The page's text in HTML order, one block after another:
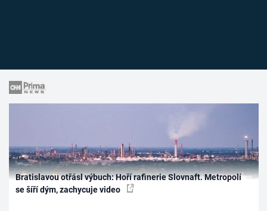
Bratislavou otřásl výbuch: Hoří rafinerie Slovnaft. Metropolí
se šíří dým, zachycuje video